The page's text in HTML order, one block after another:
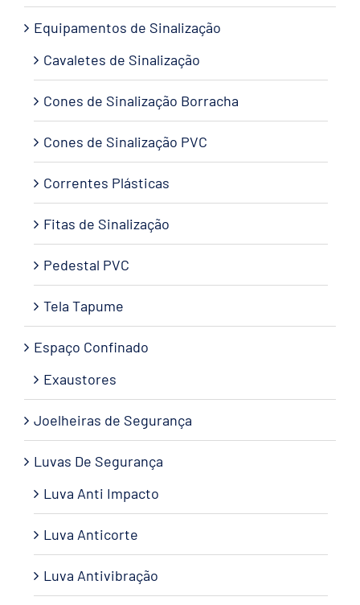
Equipamentos de Sinalização
Cavaletes de Sinalização
Cones de Sinalização Borracha
Cones de Sinalização PVC
Correntes Plásticas
Fitas de Sinalização
Pedestal PVC
Tela Tapume
Espaço Confinado
Exaustores
Joelheiras de Segurança
Luvas De Segurança
Luva Anti Impacto
Luva Anticorte
Luva Antivibração